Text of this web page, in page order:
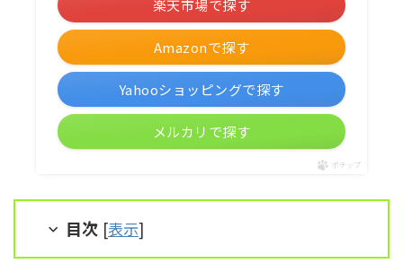
Amazonで探す
楽天市場で探す
Yahooショッピングで探す
メルカリで探す
ポチップ
目次 [表示]